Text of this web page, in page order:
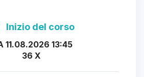
Inizio del corso
11.08.2026 13:45
36 X